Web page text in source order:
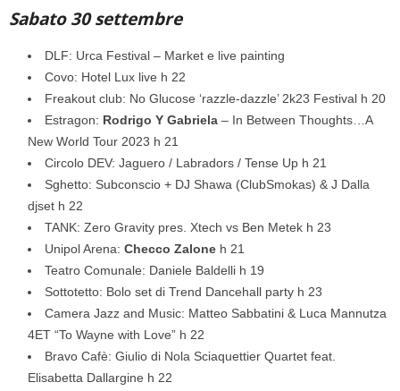
Sabato 30 settembre
DLF: Urca Festival – Market e live painting
Covo: Hotel Lux live h 22
Freakout club: No Glucose ‘razzle-dazzle’ 2k23 Festival h 20
Estragon: Rodrigo Y Gabriela – In Between Thoughts…A
New World Tour 2023 h 21
Circolo DEV: Jaguero / Labradors / Tense Up h 21
Sghetto: Subconscio + DJ Shawa (ClubSmokas) & J Dalla
djset h 22
TANK: Zero Gravity pres. Xtech vs Ben Metek h 23
Unipol Arena: Checco Zalone h 21
Teatro Comunale: Daniele Baldelli h 19
Sottotetto: Bolo set di Trend Dancehall party h 23
Camera Jazz and Music: Matteo Sabbatini & Luca Mannutza
4ET “To Wayne with Love” h 22
Bravo Cafè: Giulio di Nola Sciaquettier Quartet feat.
Elisabetta Dallargine h 22